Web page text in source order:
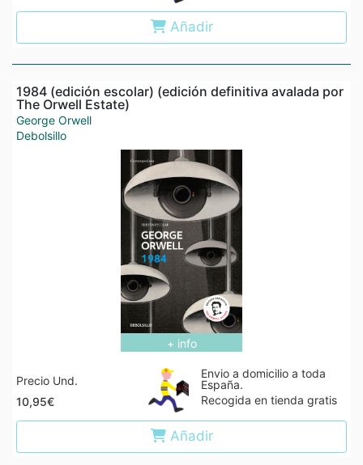
Añadir
1984 (edición escolar) (edición definitiva avalada por
The Orwell Estate)
George Orwell
Debolsillo
+ info
Precio Und.
10,95€
Envio a domicilio a toda
España.
Recogida en tienda gratis
Añadir